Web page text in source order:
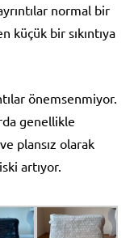
normal bir
küçük bir sıkıntıya
önemsenmiyor.
genellikle
plansız olarak
artıyor.